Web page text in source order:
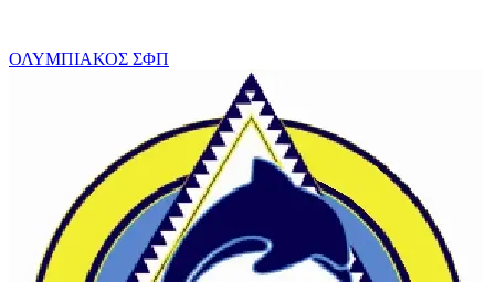
ΟΛΥΜΠΙΑΚΟΣ ΣΦΠ